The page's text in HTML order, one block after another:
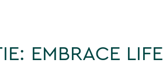
EMBRACE LIFE